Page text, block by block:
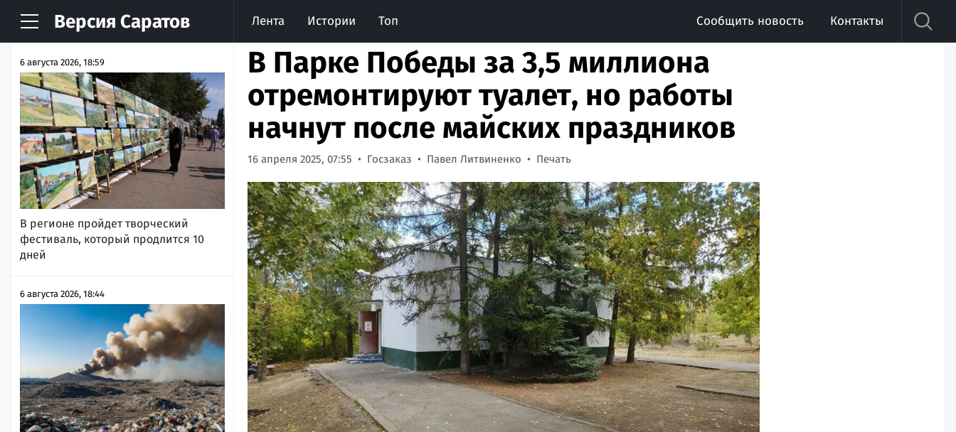
Версия Саратов Лента Истории Топ Сообщить новость Контакты
НОВОСТИ АРХИВ
6 августа 2026, 18:59
В регионе пройдет творческий
фестиваль, который продлится 10
дней
6 августа 2026, 18:44
В Парке Победы за 3,5 миллиона
отремонтируют туалет, но работы
начнут после майских праздников
16 апреля 2025, 07:55 Госзаказ Павел Литвиненко Печать